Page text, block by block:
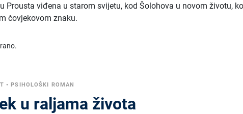
Prousta viđena u starom svijetu, kod Šolohova u novom životu,
čovjekovom znaku.
•PSIHOLOŠKI ROMAN
u raljama života